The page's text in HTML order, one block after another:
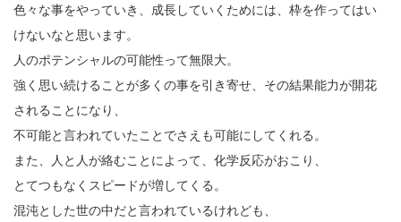
色々な事をやっていき、成長していくためには、枠を作ってはい
けないなと思います。
人のポテンシャルの可能性って無限大。
強く思い続けることが多くの事を引き寄せ、その結果能力が開花
されることになり、
不可能と言われていたことでさえも可能にしてくれる。
また、人と人が絡むことによって、化学反応がおこり、
とてつもなくスピードが増してくる。
混沌とした世の中だと言われているけれども、